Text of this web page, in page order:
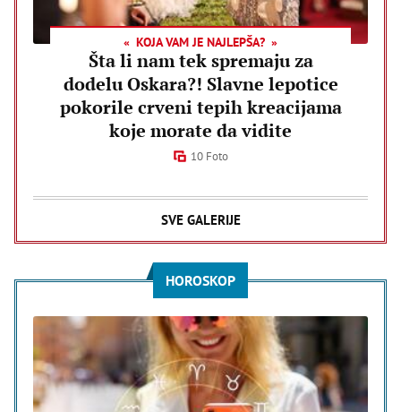
KOJA VAM JE NAJLEPŠA?
Šta li nam tek spremaju za
dodelu Oskara?! Slavne lepotice
pokorile crveni tepih kreacijama
koje morate da vidite
10 Foto
SVE GALERIJE
HOROSKOP